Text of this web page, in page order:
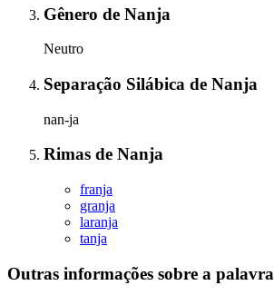
Gênero de Nanja
Neutro
Separação Silábica de Nanja
nan-ja
Rimas de Nanja
franja
granja
laranja
tanja
Outras informações sobre a palavra